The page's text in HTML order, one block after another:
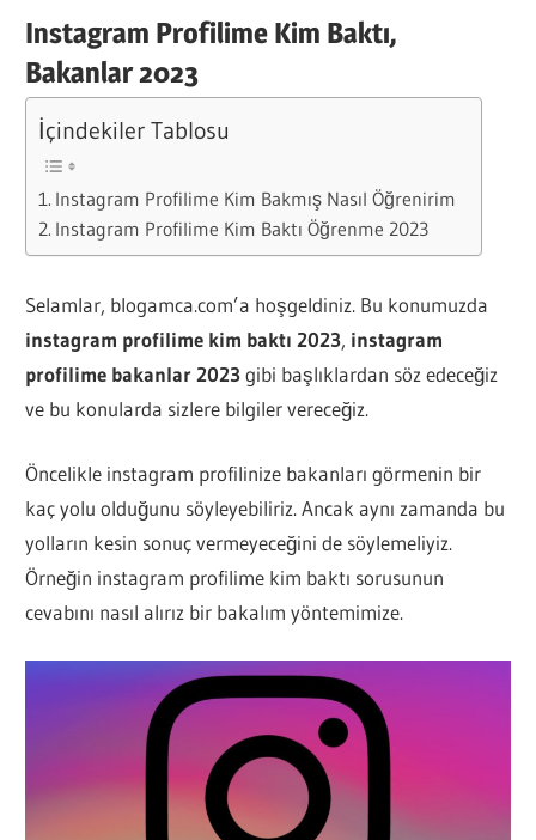
Instagram Profilime Kim Baktı,
Bakanlar 2023
İçindekiler Tablosu
Instagram Profilime Kim Bakmış Nasıl Öğrenirim
Instagram Profilime Kim Baktı Öğrenme 2023
Selamlar, blogamca.com’a hoşgeldiniz. Bu konumuzda
instagram profilime kim baktı 2023, instagram
profilime bakanlar 2023gibi başlıklardan söz edeceğiz
ve bu konularda sizlere bilgiler vereceğiz.
Öncelikle instagram profilinize bakanları görmenin bir
kaç yolu olduğunu söyleyebiliriz. Ancak aynı zamanda bu
yolların kesin sonuç vermeyeceğini de söylemeliyiz.
Örneğin instagram profilime kim baktı sorusunun
cevabını nasıl alırız bir bakalım yöntemimize.